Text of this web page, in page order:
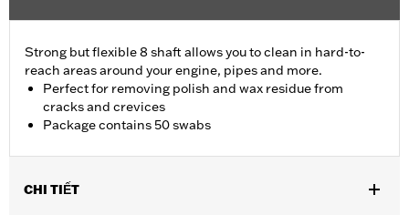
Strong but flexible 8 shaft allows you to clean in hard-to-
reach areas around your engine, pipes and more.
Perfect for removing polish and wax residue from
cracks and crevices
Package contains 50 swabs
CHI TIẾT